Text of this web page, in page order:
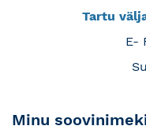
Tartu
E-
Minu